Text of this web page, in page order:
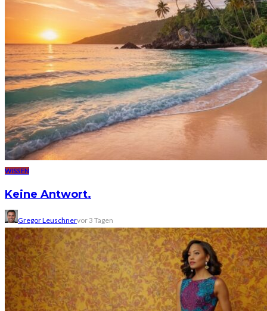
WISSEN
Keine Antwort.
Gregor Leuschnervor 3 Tagen